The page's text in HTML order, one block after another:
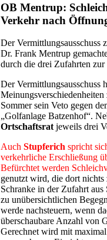
OB Mentrup:
Verkehr nach
Der Vermittlungsausschuss
Dr. Frank Mentrup
durch die drei Zufahrten
Der Vermittlungsausschuss
Sommer sein Veto gegen
„Golfanlage Batzenhof“.
Ortschaftsrat jeweils drei
Auch Stupferich spricht
verkehrliche Erschließung
Befürchtet werden
genutzt wird, die dort nichts
Schranke in der Zufahrt
zu unübersichtlichen
werde nachsteuern, wenn
überschaubare Anzahl von
Gerechnet wird mit